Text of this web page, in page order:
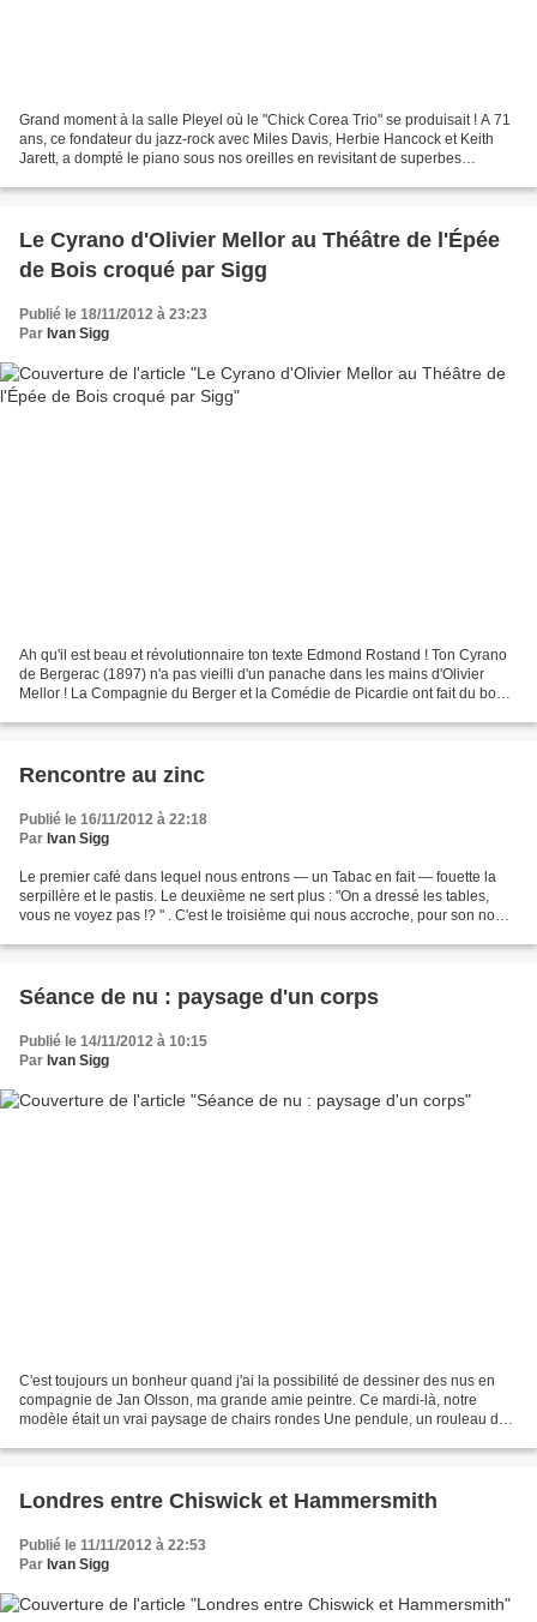
Grand moment à la salle Pleyel où le "Chick Corea Trio" se produisait ! A 71
ans, ce fondateur du jazz-rock avec Miles Davis, Herbie Hancock et Keith
Jarett, a dompté le piano sous nos oreilles en revisitant de superbes
Le Cyrano d'Olivier Mellor au Théâtre de l'Épée
de Bois croqué par Sigg
Publié le 18/11/2012 à 23:23
Par Ivan Sigg
Ah qu'il est beau et révolutionnaire ton texte Edmond Rostand ! Ton Cyrano
de Bergerac (1897) n'a pas vieilli d'un panache dans les mains d'Olivier
Mellor ! La Compagnie du Berger et la Comédie de Picardie ont fait du bon
Rencontre au zinc
Publié le 16/11/2012 à 22:18
Par Ivan Sigg
Le premier café dans lequel nous entrons — un Tabac en fait — fouette la
serpillère et le pastis. Le deuxième ne sert plus : "On a dressé les tables,
vous ne voyez pas !? " . C'est le troisième qui nous accroche, pour son nom
Séance de nu : paysage d'un corps
Publié le 14/11/2012 à 10:15
Par Ivan Sigg
C'est toujours un bonheur quand j'ai la possibilité de dessiner des nus en
compagnie de Jan Olsson, ma grande amie peintre. Ce mardi-là, notre
modèle était un vrai paysage de chairs rondes Une pendule, un rouleau de
Londres entre Chiswick et Hammersmith
Publié le 11/11/2012 à 22:53
Par Ivan Sigg